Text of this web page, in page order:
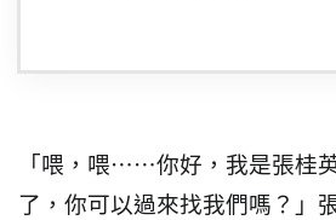
「喂，喂⋯⋯你好，我是張桂
了，你可以過來找我們嗎？」